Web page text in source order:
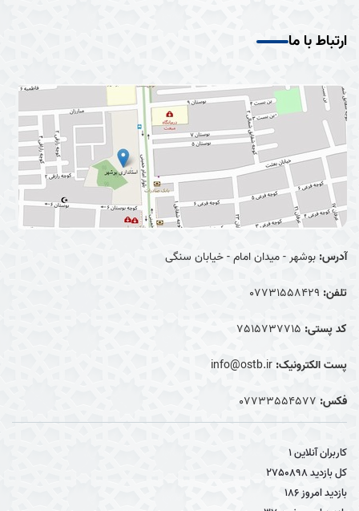
ارتباط با ما
آدرس: بوشهر - میدان امام - خیابان سنگی
تلفن: 07731558429
کد پستی: 7515737715
پست الکترونیک: info@ostb.ir
فکس: 07733554577
کاربران آنلاین1
کل بازدید2750898
بازدید امروز186